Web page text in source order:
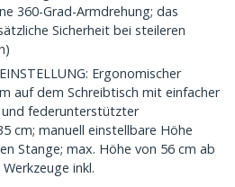
360-Grad-Armdrehung; das
Sicherheit bei steileren
Ergonomischer
auf dem Schreibtisch mit einfacher
federunterstützter
cm; manuell einstellbare Höhe
Stange; max. Höhe von 56 cm ab
inkl.